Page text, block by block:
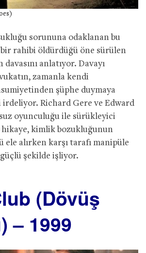
sorununa odaklanan bu
rahibi öldürdüğü öne sürülen
anlatıyor. Davayı
zamanla kendi
şüphe duymaya
irdeliyor. Richard Gere ve Edward
oyunculuğu ile sürükleyici
kimlik bozukluğunun
ele alırken karşı tarafı manipüle
şekilde işliyor.
(Dövüş
– 1999